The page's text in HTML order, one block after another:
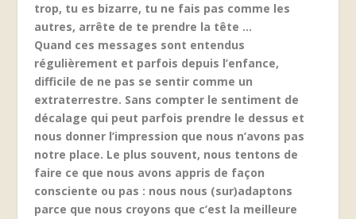
trop, tu es bizarre, tu ne fais pas comme les
autres, arrête de te prendre la tête …
Quand ces messages sont entendus
régulièrement et parfois depuis l’enfance,
difficile de ne pas se sentir comme un
extraterrestre. Sans compter le sentiment de
décalage qui peut parfois prendre le dessus et
nous donner l’impression que nous n’avons pas
notre place. Le plus souvent, nous tentons de
faire ce que nous avons appris de façon
consciente ou pas : nous nous (sur)adaptons
parce que nous croyons que c’est la meilleure